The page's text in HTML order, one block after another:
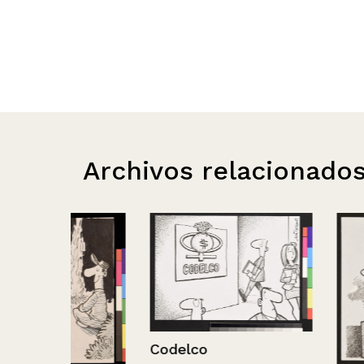
Archivos
Codelco